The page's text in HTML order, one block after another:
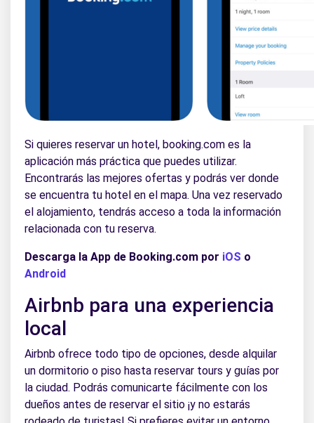
Si quieres reservar un hotel, booking.com es la
aplicación más práctica que puedes utilizar.
Encontrarás las mejores ofertas y podrás ver donde
se encuentra tu hotel en el mapa. Una vez reservado
el alojamiento, tendrás acceso a toda la información
relacionada con tu reserva.
Descarga la App de Booking.com por iOS o
Android
Airbnb para una experiencia
local
Airbnb ofrece todo tipo de opciones, desde alquilar
un dormitorio o piso hasta reservar tours y guías por
la ciudad. Podrás comunicarte fácilmente con los
dueños antes de reservar el sitio ¡y no estarás